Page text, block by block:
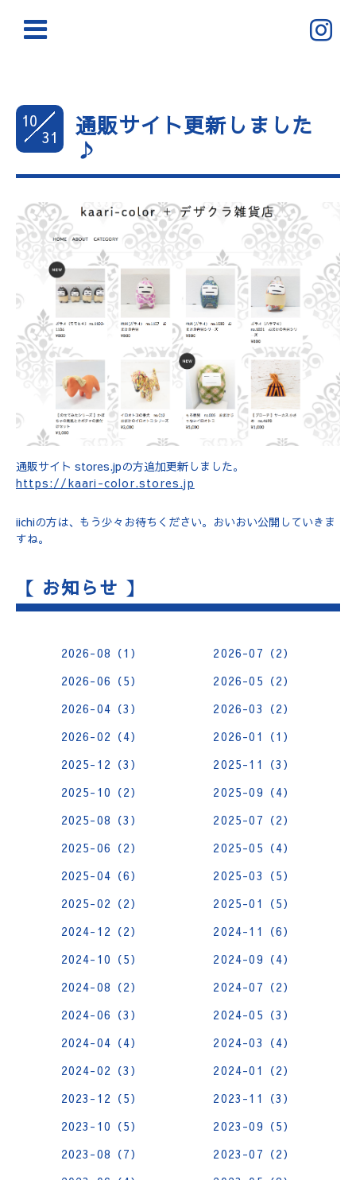
10
31
通販サイト更新しました
♪
通販サイト stores.jpの方追加更新しました。
https://kaari-color.stores.jp
iichiの方は、もう少々お待ちください。おいおい公開していきま
すね。
【 お知らせ 】
2026-08（1）
2026-07（2）
2026-06（5）
2026-05（2）
2026-04（3）
2026-03（2）
2026-02（4）
2026-01（1）
2025-12（3）
2025-11（3）
2025-10（2）
2025-09（4）
2025-08（3）
2025-07（2）
2025-06（2）
2025-05（4）
2025-04（6）
2025-03（5）
2025-02（2）
2025-01（5）
2024-12（2）
2024-11（6）
2024-10（5）
2024-09（4）
2024-08（2）
2024-07（2）
2024-06（3）
2024-05（3）
2024-04（4）
2024-03（4）
2024-02（3）
2024-01（2）
2023-12（5）
2023-11（3）
2023-10（5）
2023-09（5）
2023-08（7）
2023-07（2）